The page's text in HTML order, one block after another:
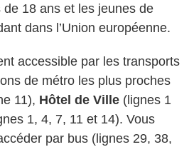
18 ans et les jeunes de
dans l’Union européenne.
accessible par les transports
de métro les plus proches
11), Hôtel de Ville (lignes 1
1, 4, 7, 11 et 14). Vous
par bus (lignes 29, 38,